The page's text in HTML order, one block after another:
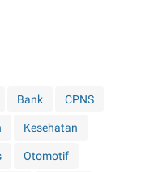
Bank CPNS
Kesehatan
Otomotif